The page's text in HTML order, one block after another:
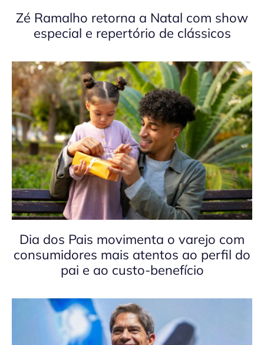
Zé Ramalho retorna a Natal com show
especial e repertório de clássicos
Dia dos Pais movimenta o varejo com
consumidores mais atentos ao perfil do
pai e ao custo-benefício